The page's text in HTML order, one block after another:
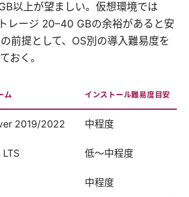
以上が望ましい。仮想環境では
レージ 20–40 GBの余裕があると安
前提として、OS別の導入難易度を
おく。
ム インストール難易度目安
2019/2022 中程度
低〜中程度
中程度